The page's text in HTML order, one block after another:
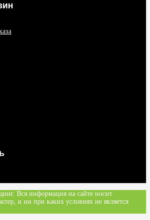
Вся информация на сайте носит
и ни при каких условиях не является